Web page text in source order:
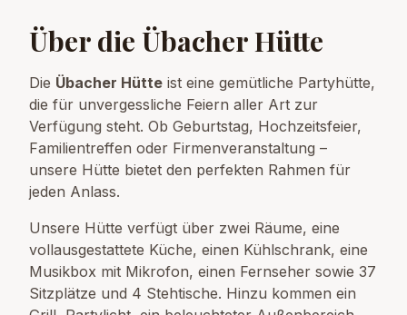
Über die Übacher Hütte
Die Übacher Hütte ist eine gemütliche Partyhütte,
die für unvergessliche Feiern aller Art zur
Verfügung steht. Ob Geburtstag, Hochzeitsfeier,
Familientreffen oder Firmenveranstaltung –
unsere Hütte bietet den perfekten Rahmen für
jeden Anlass.
Unsere Hütte verfügt über zwei Räume, eine
vollausgestattete Küche, einen Kühlschrank, eine
Musikbox mit Mikrofon, einen Fernseher sowie 37
Sitzplätze und 4 Stehtische. Hinzu kommen ein